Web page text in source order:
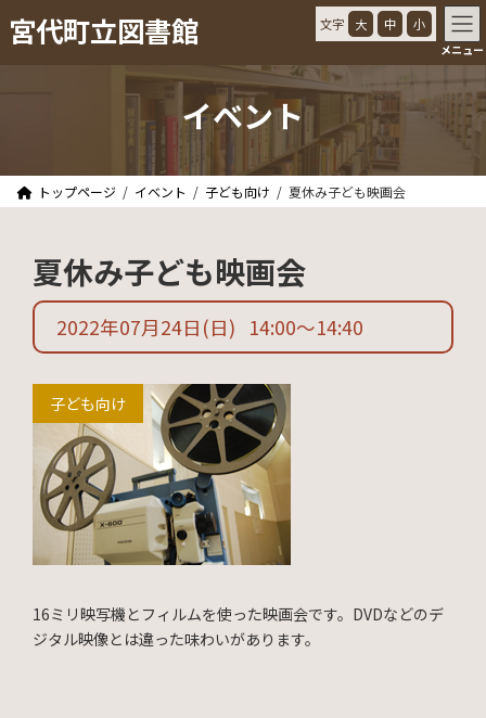
ン
プ
ビ
動
宮代町立図書館 文字 大 中 小
メニュー
イベント
トップページ イベント 子ども向け 夏休み子ども映画会
夏休み子ども映画会
2022年07月24日 (日) 14:00〜14:40
子ども向け
16ミリ映写機とフィルムを使った映画会です。DVDなどのデ
ジタル映像とは違った味わいがあります。